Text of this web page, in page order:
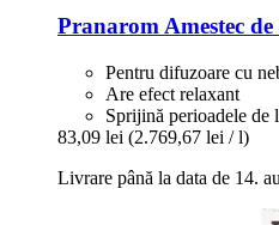
Pranarom Amestec
Pentru difuzoare cu
Are efect relaxant
Sprijină perioadele de
83,09 lei (2.769,67 lei / l)
Livrare până la data de 14.